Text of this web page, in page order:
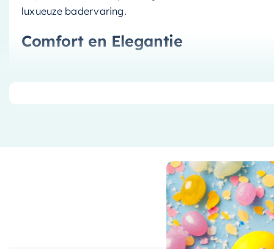
luxueuze badervaring.
Comfort en Elegantie
een ontspannen en comfortabele badervaring. Het
Solidround , een
duurzaamheid en gebruiksgemak. Dit materiaal is
bad er jarenlang als nieuw uit blijft zien. Als
installeren, waardoor het een ideale keuze is voor